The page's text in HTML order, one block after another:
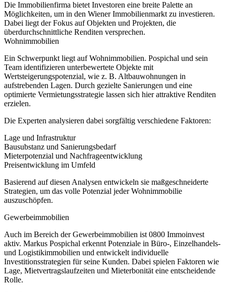
Die Immobilienfirma bietet Investoren eine breite Palette an
Möglichkeiten, um in den Wiener Immobilienmarkt zu investieren.
Dabei liegt der Fokus auf Objekten und Projekten, die
überdurchschnittliche Renditen versprechen.
Wohnimmobilien
Ein Schwerpunkt liegt auf Wohnimmobilien. Pospichal und sein
Team identifizieren unterbewertete Objekte mit
Wertsteigerungspotenzial, wie z. B. Altbauwohnungen in
aufstrebenden Lagen. Durch gezielte Sanierungen und eine
optimierte Vermietungsstrategie lassen sich hier attraktive Renditen
erzielen.
Die Experten analysieren dabei sorgfältig verschiedene Faktoren:
Lage und Infrastruktur
Bausubstanz und Sanierungsbedarf
Mieterpotenzial und Nachfrageentwicklung
Preisentwicklung im Umfeld
Basierend auf diesen Analysen entwickeln sie maßgeschneiderte
Strategien, um das volle Potenzial jeder Wohnimmobilie
auszuschöpfen.
Gewerbeimmobilien
Auch im Bereich der Gewerbeimmobilien ist 0800 Immoinvest
aktiv. Markus Pospichal erkennt Potenziale in Büro-, Einzelhandels-
und Logistikimmobilien und entwickelt individuelle
Investitionsstrategien für seine Kunden. Dabei spielen Faktoren wie
Lage, Mietvertragslaufzeiten und Mieterbonität eine entscheidende
Rolle.